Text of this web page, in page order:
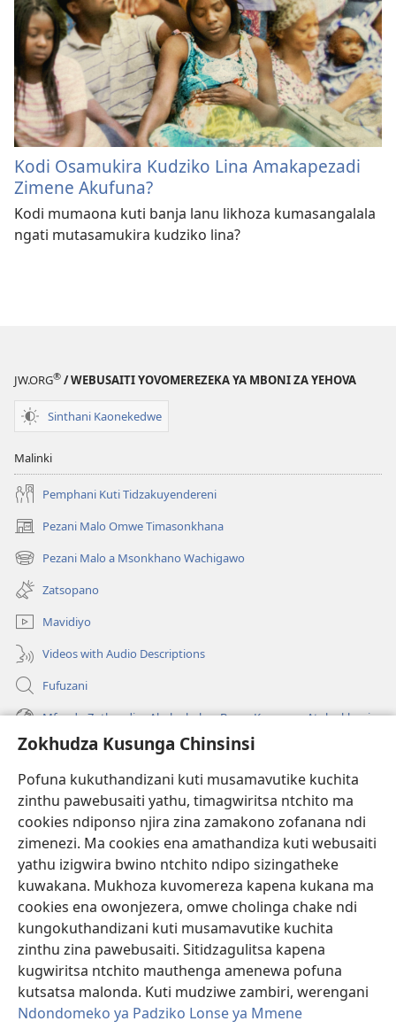
Zokhudza Kusunga Chinsinsi
Pofuna kukuthandizani kuti musamavutike kuchita
zinthu pawebusaiti yathu, timagwiritsa ntchito ma
cookies ndiponso njira zina zamakono zofanana ndi
zimenezi. Ma cookies ena amathandiza kuti webusaiti
yathu izigwira bwino ntchito ndipo sizingatheke
kuwakana. Mukhoza kuvomereza kapena kukana ma
cookies ena owonjezera, omwe cholinga chake ndi
kungokuthandizani kuti musamavutike kuchita
zinthu zina pawebusaiti. Sitidzagulitsa kapena
kugwiritsa ntchito mauthenga amenewa pofuna
kutsatsa malonda. Kuti mudziwe zambiri, werengani
Ndondomeko ya Padziko Lonse ya Mmene
Kodi Osamukira Kudziko Lina Amakapezadi
Zimene Akufuna?
Kodi mumaona kuti banja lanu likhoza kumasangalala
ngati mutasamukira kudziko lina?
JW.ORG® / WEBUSAITI YOVOMEREZEKA YA MBONI ZA YEHOVA
Sinthani Kaonekedwe
Malinki
Pemphani Kuti Tidzakuyendereni
Pezani Malo Omwe Timasonkhana
(imatsegula
tsamba
lina)
Pezani Malo a Msonkhano Wachigawo
(imatsegula
tsamba
lina)
Zatsopano
Mavidiyo
Videos with Audio Descriptions
Fufuzani
Mfundo Zothandiza Akuluakulu a Boma Komanso Atolankhani
Zokuthandizani
(imatsegula
tsamba
lina)
Watchtower LAIBULALE YA PA INTANET™
(imatsegula
tsamba
lina)
JW Hub ®
(imatsegula
tsamba
lina)
JW Laibulale
Watchtower Library